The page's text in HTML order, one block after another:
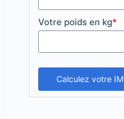
Votre poids en kg*
Calculez votre